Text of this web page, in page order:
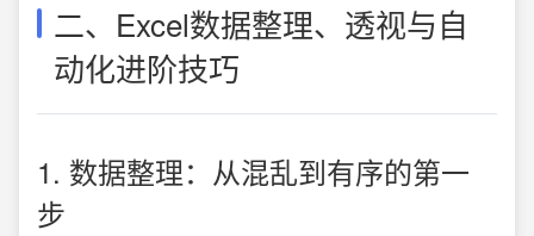
二、Excel数据整理、透视与自
动化进阶技巧
1. 数据整理：从混乱到有序的第一
步